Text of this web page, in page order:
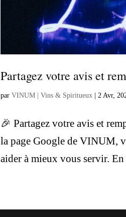
Partagez votre avis et
parVINUM | Vins & Spiritueux 2 Avr,
🎉 Partagez votre avis et
la page Google de VINUM,
aider à mieux vous servir.